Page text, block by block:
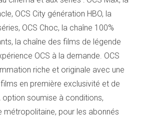
OCS City génération HBO, la
OCS Choc, la chaîne 100%
la chaîne des films de légende
OCS à la demande. OCS
riche et originale avec une
en première exclusivité et de
option soumise à conditions,
métropolitaine, pour les abonnés